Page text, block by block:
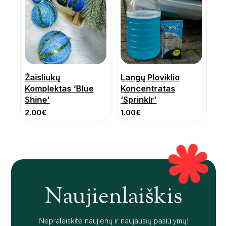
Žaisliukų
Komplektas ‘Blue
Shine’
2.00€
Langų Ploviklio
Koncentratas
‘Sprinklr’
1.00€
Naujienlaiškis
Nepraleiskite naujienų ir naujausių pasiūlymų!